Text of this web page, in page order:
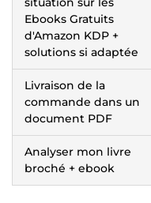
Ebooks Gratuits
d'Amazon KDP +
solutions si adaptée
Livraison de la
commande dans un
document PDF
Analyser mon livre
broché + ebook